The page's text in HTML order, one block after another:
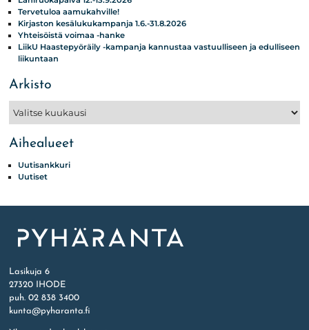
Tervetuloa aamukahville!
Kirjaston kesälukukampanja 1.6.-31.8.2026
Yhteisöistä voimaa -hanke
LiikU Haastepyöräily -kampanja kannustaa vastuulliseen ja edulliseen
liikuntaan
Arkisto
Aihealueet
Uutisankkuri
Uutiset
Lasikuja 6
27320 IHODE
puh. 02 838 3400
kunta@pyharanta.fi